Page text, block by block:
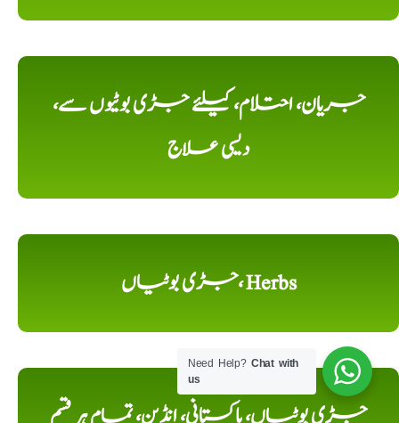
جریان، احتلام، کیلئے جڑی بوٹیوں سے،
دیسی علاج
جڑی بوٹیاں، Herbs
جڑی بوٹیاں، پاکستانی، انڈین، تمام ہر قسم
Need Help?Chat with
us